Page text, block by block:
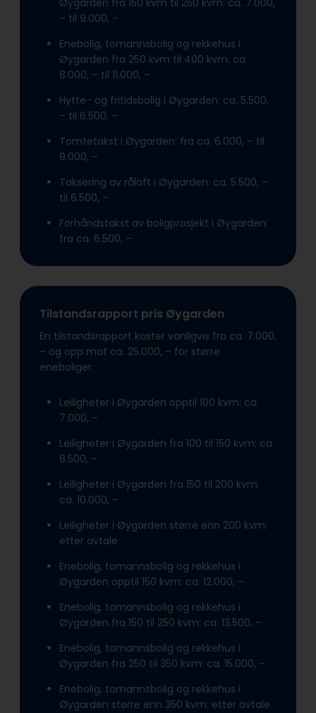
Øygarden fra 150 kvm til 250 kvm: ca. 7.000,
– til 9.000, –
Enebolig, tomannsbolig og rekkehus i
Øygarden fra 250 kvm til 400 kvm: ca.
8.000, – til 11.000, –
Hytte- og fritidsbolig i Øygarden: ca. 5.500,
– til 6.500, –
Tomtetakst i Øygarden: fra ca. 6.000, – til
9.000, –
Taksering av råloft i Øygarden: ca. 5.500, –
til 6.500, –
Forhåndstakst av boligprosjekt i Øygarden:
fra ca. 6.500, –
Tilstandsrapport pris Øygarden
En tilstandsrapport koster vanligvis fra ca. 7.000,
– og opp mot ca. 25.000, – for større
eneboliger.
Leiligheter i Øygarden opptil 100 kvm: ca.
7.000, –
Leiligheter i Øygarden fra 100 til 150 kvm: ca.
8.500, –
Leiligheter i Øygarden fra 150 til 200 kvm:
ca. 10.000, –
Leiligheter i Øygarden større enn 200 kvm:
etter avtale
Enebolig, tomannsbolig og rekkehus i
Øygarden opptil 150 kvm: ca. 12.000, –
Enebolig, tomannsbolig og rekkehus i
Øygarden fra 150 til 250 kvm: ca. 13.500, –
Enebolig, tomannsbolig og rekkehus i
Øygarden fra 250 til 350 kvm: ca. 15.000, –
Enebolig, tomannsbolig og rekkehus i
Øygarden større enn 350 kvm: etter avtale